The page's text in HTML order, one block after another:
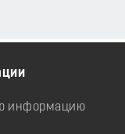
информацию